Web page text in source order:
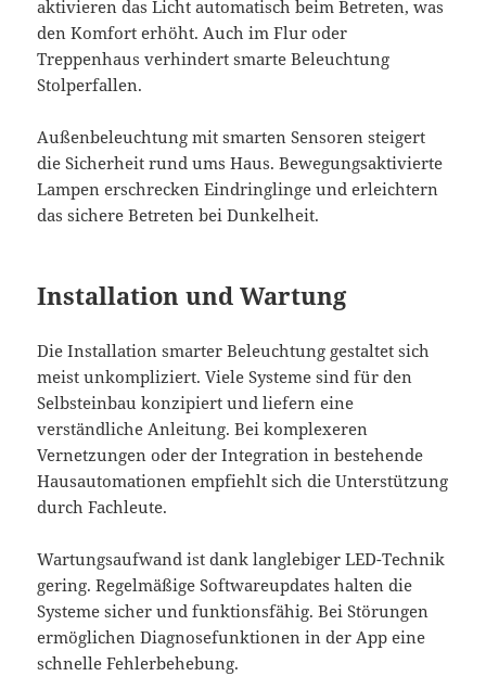
aktivieren das Licht automatisch beim Betreten, was
den Komfort erhöht. Auch im Flur oder
Treppenhaus verhindert smarte Beleuchtung
Stolperfallen.
Außenbeleuchtung mit smarten Sensoren steigert
die Sicherheit rund ums Haus. Bewegungsaktivierte
Lampen erschrecken Eindringlinge und erleichtern
das sichere Betreten bei Dunkelheit.
Installation und Wartung
Die Installation smarter Beleuchtung gestaltet sich
meist unkompliziert. Viele Systeme sind für den
Selbsteinbau konzipiert und liefern eine
verständliche Anleitung. Bei komplexeren
Vernetzungen oder der Integration in bestehende
Hausautomationen empfiehlt sich die Unterstützung
durch Fachleute.
Wartungsaufwand ist dank langlebiger LED-Technik
gering. Regelmäßige Softwareupdates halten die
Systeme sicher und funktionsfähig. Bei Störungen
ermöglichen Diagnosefunktionen in der App eine
schnelle Fehlerbehebung.